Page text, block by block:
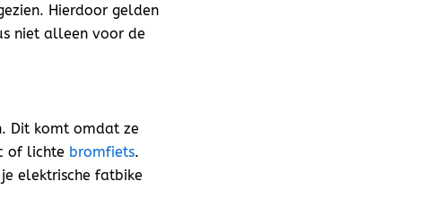
Hierdoor gelden
niet alleen voor de
Dit komt omdat ze
of lichte bromfiets.
elektrische fatbike